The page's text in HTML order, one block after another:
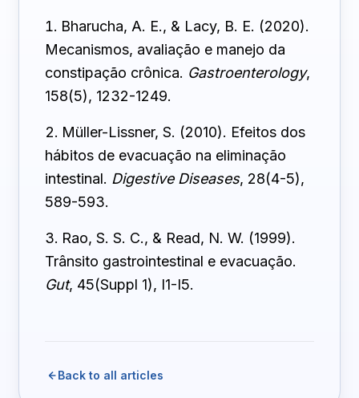
Bharucha, A. E., & Lacy, B. E. (2020).
Mecanismos, avaliação e manejo da
constipação crônica. Gastroenterology,
158(5), 1232-1249.
Müller-Lissner, S. (2010). Efeitos dos
hábitos de evacuação na eliminação
intestinal. Digestive Diseases, 28(4-5),
589-593.
Rao, S. S. C., & Read, N. W. (1999).
Trânsito gastrointestinal e evacuação.
Gut, 45(Suppl 1), I1-I5.
Back to all articles